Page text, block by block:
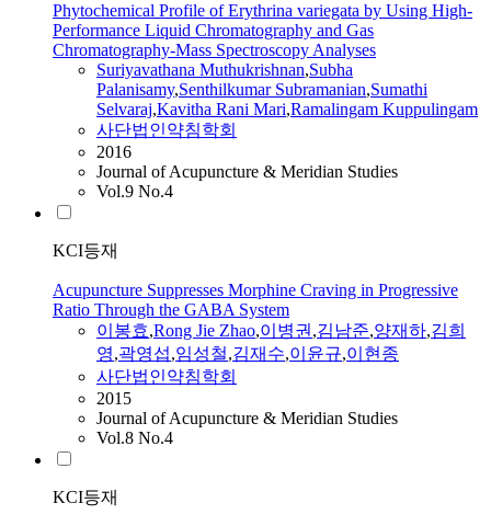
Phytochemical Profile of Erythrina variegata by Using High-
Performance Liquid Chromatography and Gas
Chromatography-Mass Spectroscopy Analyses
Suriyavathana Muthukrishnan,Subha
Palanisamy,Senthilkumar Subramanian,Sumathi
Selvaraj,Kavitha Rani Mari,Ramalingam Kuppulingam
사단법인약침학회
2016
Journal of Acupuncture & Meridian Studies
Vol.9 No.4
KCI등재
Acupuncture Suppresses Morphine Craving in Progressive
Ratio Through the GABA System
이봉효,Rong Jie Zhao,이병권,김남준,양재하,김희
영,곽영섭,임성철,김재수,이윤규,이현종
사단법인약침학회
2015
Journal of Acupuncture & Meridian Studies
Vol.8 No.4
KCI등재